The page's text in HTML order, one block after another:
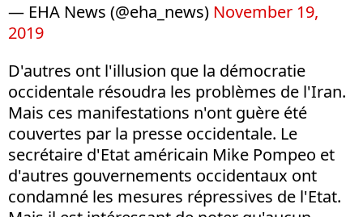
— EHA News (@eha_news) November 19,
2019
D'autres ont l'illusion que la démocratie
occidentale résoudra les problèmes de l'Iran.
Mais ces manifestations n'ont guère été
couvertes par la presse occidentale. Le
secrétaire d'Etat américain Mike Pompeo et
d'autres gouvernements occidentaux ont
condamné les mesures répressives de l'Etat.